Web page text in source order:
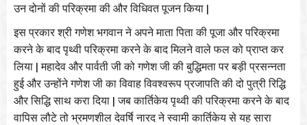
उन दोनों की परिक्रमा की और विधिवत पूजन किया |
इस प्रकार श्री गणेश भगवान ने अपने माता पिता की पूजा और परिक्रमा
करने के बाद पृथ्वी परिक्रमा करने के बाद मिलने वाले फल को प्राप्त कर
लिया |महादेव और पार्वती जी को गणेश जी की बुद्धिमता पर बड़ी प्रसन्नता
हुई और उन्होंने गणेश जी का विवाह विवश्वरूप प्रजापति की दो पुत्री रिद्धि
और सिद्धि साथ करा दिया |जब कार्तिकेय पृथ्वी की परिक्रमा करने के बाद
वापिस लौटे तो भ्रमणशील देवर्षि नारद ने स्वामी कार्तिकेय से यह सारा